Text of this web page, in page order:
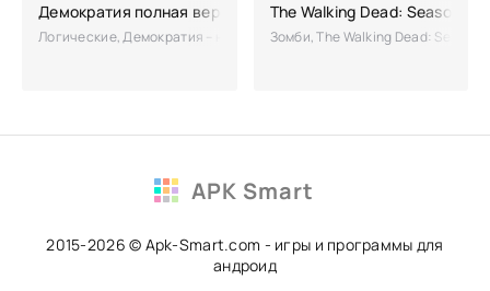
Демократия полная версия
Логические, Демократия – необычная головоломка, для большего
The Walking Dead: Season 1
Зомби, The Walking Dead:
APK Smart
2015-2026 © Apk-Smart.com - игры и программы для
андроид